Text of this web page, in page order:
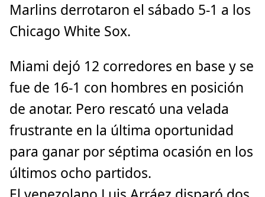
Marlins derrotaron el sábado 5-1 a los
Chicago White Sox.
Miami dejó 12 corredores en base y se
fue de 16-1 con hombres en posición
de anotar. Pero rescató una velada
frustrante en la última oportunidad
para ganar por séptima ocasión en los
últimos ocho partidos.